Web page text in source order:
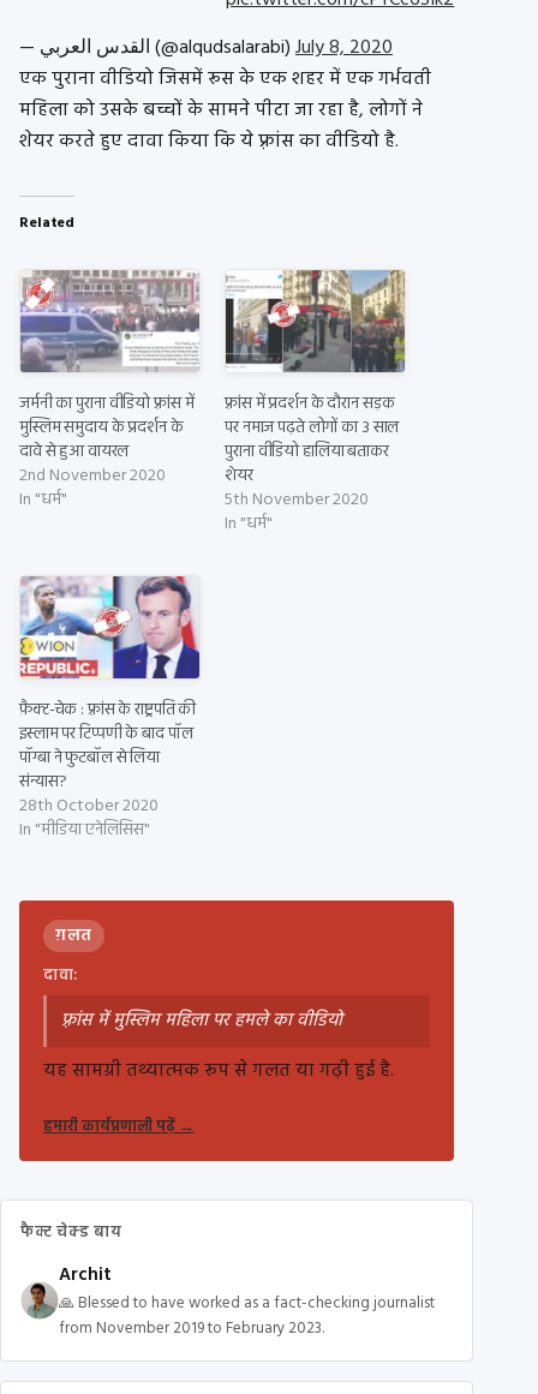
— القدس العربي (@alqudsalarabi)July 8, 2020
एक पुराना वीडियो जिसमें रूस के एक शहर में एक गर्भवती
महिला को उसके बच्चों के सामने पीटा जा रहा है, लोगों ने
शेयर करते हुए दावा किया कि ये फ़्रांस का वीडियो है.
Related
जर्मनी का पुराना वीडियो फ़्रांस में
मुस्लिम समुदाय के प्रदर्शन के
दावे से हुआ वायरल
2nd November 2020
In "धर्म"
फ़्रांस में प्रदर्शन के दौरान सड़क
पर नमाज पढ़ते लोगों का 3 साल
पुराना वीडियो हालिया बताकर
शेयर
5th November 2020
In "धर्म"
फ़ैक्ट-चेक : फ़्रांस के राष्ट्रपति की
इस्लाम पर टिप्पणी के बाद पॉल
पॉग्बा ने फु़टबॉल से लिया
संन्यास?
28th October 2020
In "मीडिया एनेलिसिस"
ग़लत
दावा:
फ़्रांस में मुस्लिम महिला पर हमले का वीडियो
यह सामग्री तथ्यात्मक रूप से गलत या गढ़ी हुई है.
हमारी कार्यप्रणाली पढ़ें→
फैक्ट चेक्ड बाय
Archit
🙏 Blessed to have worked as a fact-checking journalist
from November 2019 to February 2023.